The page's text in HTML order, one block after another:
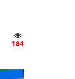
184